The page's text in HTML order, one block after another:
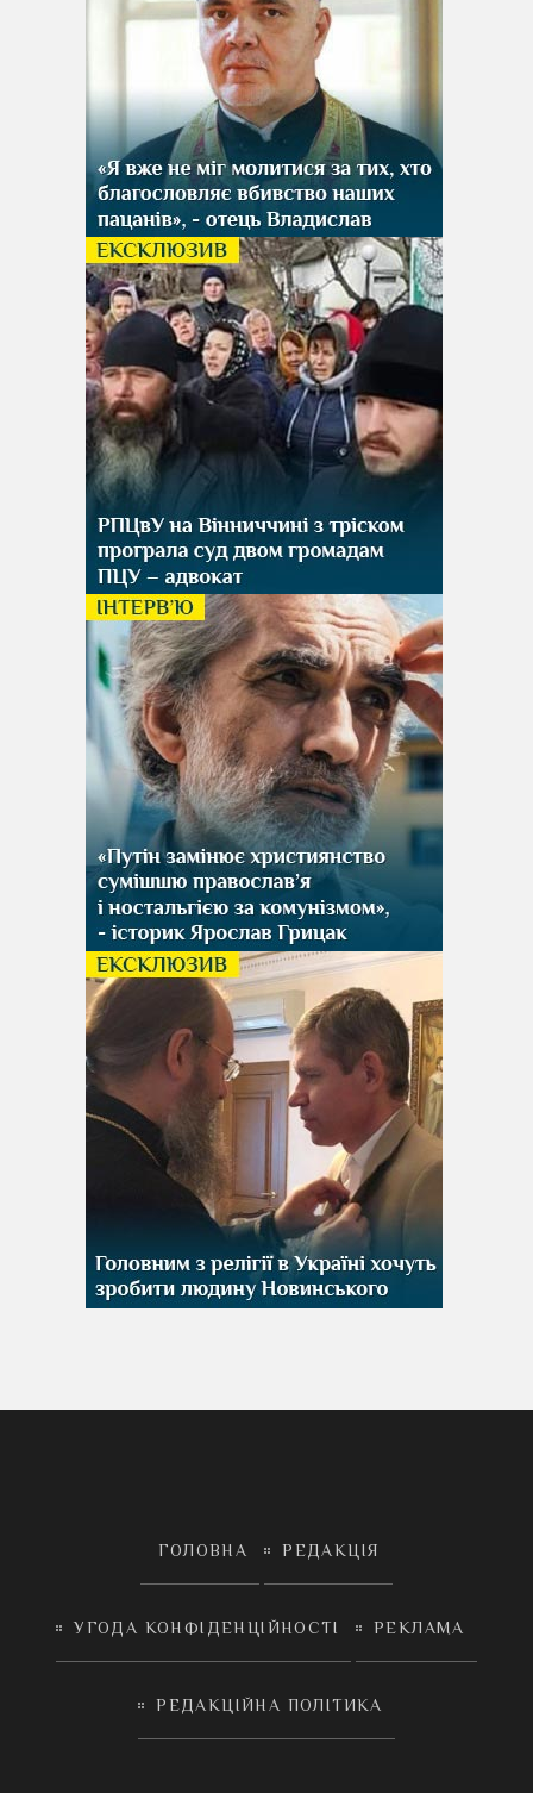
ГОЛОВНА РЕДАКЦІЯ
УГОДА КОНФІДЕНЦІЙНОСТІ РЕКЛАМА
РЕДАКЦІЙНА ПОЛІТИКА